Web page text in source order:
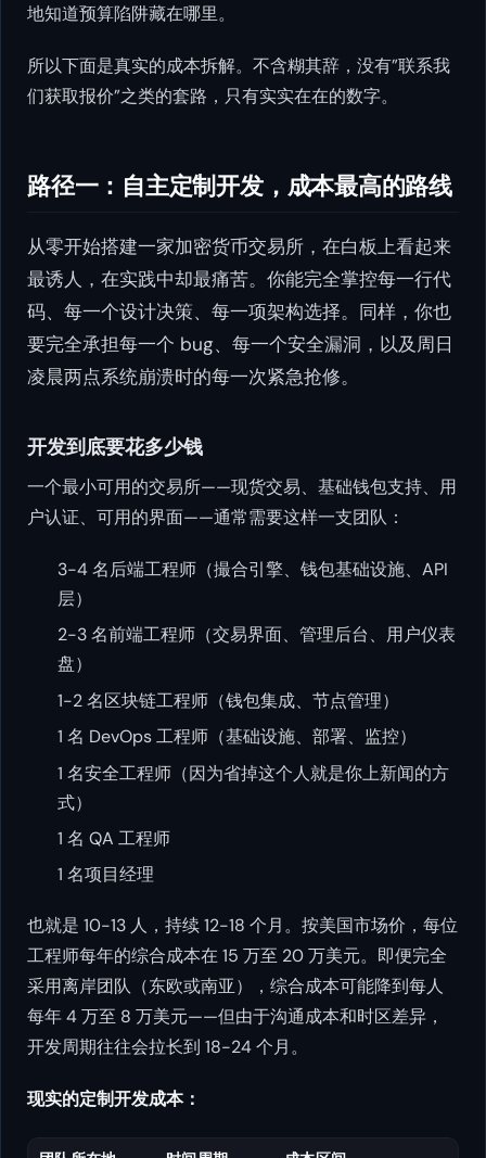
地知道预算陷阱藏在哪里。
所以下面是真实的成本拆解。不含糊其辞，没有”联系我
们获取报价”之类的套路，只有实实在在的数字。
路径一：自主定制开发，成本最高的路线
从零开始搭建一家加密货币交易所，在白板上看起来
最诱人，在实践中却最痛苦。你能完全掌控每一行代
码、每一个设计决策、每一项架构选择。同样，你也
要完全承担每一个 bug、每一个安全漏洞，以及周日
凌晨两点系统崩溃时的每一次紧急抢修。
开发到底要花多少钱
一个最小可用的交易所——现货交易、基础钱包支持、用
户认证、可用的界面——通常需要这样一支团队：
3-4 名后端工程师（撮合引擎、钱包基础设施、API
层）
2-3 名前端工程师（交易界面、管理后台、用户仪表
盘）
1-2 名区块链工程师（钱包集成、节点管理）
1 名 DevOps 工程师（基础设施、部署、监控）
1 名安全工程师（因为省掉这个人就是你上新闻的方
式）
1 名 QA 工程师
1 名项目经理
也就是 10-13 人，持续 12-18 个月。按美国市场价，每位
工程师每年的综合成本在 15 万至 20 万美元。即便完全
采用离岸团队（东欧或南亚），综合成本可能降到每人
每年 4 万至 8 万美元——但由于沟通成本和时区差异，
开发周期往往会拉长到 18-24 个月。
现实的定制开发成本：